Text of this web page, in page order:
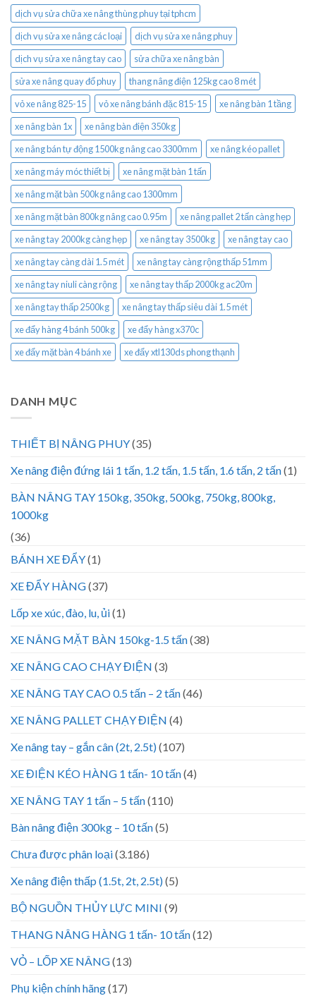
dịch vụ sửa chữa xe nâng thùng phuy tại tphcm
dịch vụ sửa xe nâng các loại
dịch vụ sửa xe nâng phuy
dịch vụ sửa xe nâng tay cao
sửa chữa xe nâng bàn
sửa xe nâng quay đổ phuy
thang nâng điện 125kg cao 8 mét
vỏ xe nâng 825-15
vỏ xe nâng bánh đặc 815-15
xe nâng bàn 1 tầng
xe nâng bàn 1x
xe nâng bàn điện 350kg
xe nâng bán tự động 1500kg nâng cao 3300mm
xe nâng kéo pallet
xe nâng máy móc thiết bị
xe nâng mặt bàn 1 tấn
xe nâng mặt bàn 500kg nâng cao 1300mm
xe nâng mặt bàn 800kg nâng cao 0.95m
xe nâng pallet 2 tấn càng hẹp
xe nâng tay 2000kg càng hẹp
xe nâng tay 3500kg
xe nâng tay cao
xe nâng tay càng dài 1.5 mét
xe nâng tay càng rộng thấp 51mm
xe nâng tay niuli càng rộng
xe nâng tay thấp 2000kg ac20m
xe nâng tay thấp 2500kg
xe nâng tay thấp siêu dài 1.5 mét
xe đẩy hàng 4 bánh 500kg
xe đẩy hàng x370c
xe đẩy mặt bàn 4 bánh xe
xe đẩy xtl130ds phong thạnh
DANH MỤC
THIẾT BỊ NÂNG PHUY(35)
Xe nâng điện đứng lái 1 tấn, 1.2 tấn, 1.5 tấn, 1.6 tấn, 2 tấn(1)
BÀN NÂNG TAY 150kg, 350kg, 500kg, 750kg, 800kg,
1000kg
(36)
BÁNH XE ĐẨY(1)
XE ĐẨY HÀNG(37)
Lốp xe xúc, đào, lu, ủi(1)
XE NÂNG MẶT BÀN 150kg-1.5 tấn(38)
XE NÂNG CAO CHẠY ĐIỆN (3)
XE NÂNG TAY CAO 0.5 tấn – 2 tấn(46)
XE NÂNG PALLET CHẠY ĐIỆN (4)
Xe nâng tay – gắn cân (2t, 2.5t)(107)
XE ĐIỆN KÉO HÀNG 1 tấn- 10 tấn(4)
XE NÂNG TAY 1 tấn – 5 tấn(110)
Bàn nâng điện 300kg – 10 tấn(5)
Chưa được phân loại(3.186)
Xe nâng điện thấp (1.5t, 2t, 2.5t)(5)
BỘ NGUỒN THỦY LỰC MINI (9)
THANG NÂNG HÀNG 1 tấn- 10 tấn(12)
VỎ – LỐP XE NÂNG(13)
Phụ kiện chính hãng(17)